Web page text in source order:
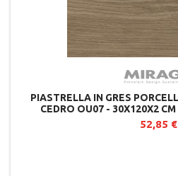
PIASTRELLA IN GRES
CEDRO OU07 - 30X120X2
52,85 €